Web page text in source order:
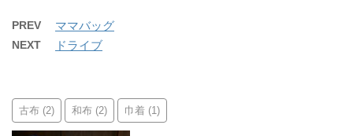
PREV ママバッグ
NEXT ドライブ
古布 (2) 和布 (2) 巾着 (1)